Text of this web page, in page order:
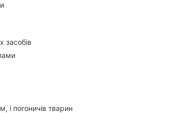
засобів
і погоничів тварин